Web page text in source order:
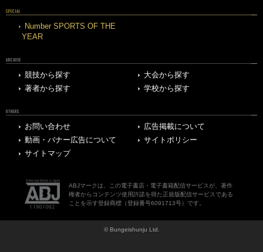
SPECIAL
Number SPORTS OF THE
YEAR
ARCHIVE
競技から探す
大会から探す
著者から探す
学校から探す
OTHERS
お問い合わせ
広告掲載について
動画・バナー広告について
サイトポリシー
サイトマップ
ABJマークは、この電子書店・電子書籍配信サービスが、著作
権者からコンテンツ使用許諾を得た正規版配信サービスである
ことを示す登録商標（登録番号6091713号）です。
© Bungeishunju Ltd.